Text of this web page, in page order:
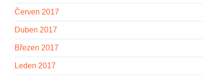
Červen 2017
Duben 2017
Březen 2017
Leden 2017